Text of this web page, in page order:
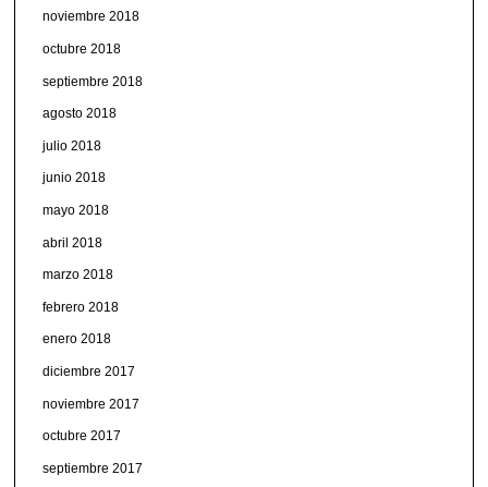
noviembre 2018
octubre 2018
septiembre 2018
agosto 2018
julio 2018
junio 2018
mayo 2018
abril 2018
marzo 2018
febrero 2018
enero 2018
diciembre 2017
noviembre 2017
octubre 2017
septiembre 2017